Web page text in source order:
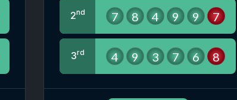
2nd 7 8 4 9 9 7
3rd 4 9 3 7 6 8